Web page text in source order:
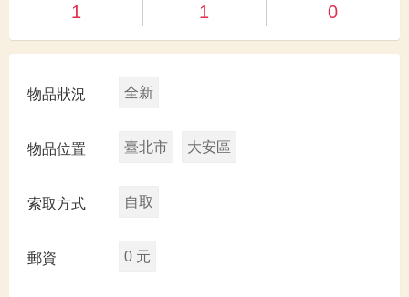
1 1 0
物品狀況 全新
物品位置 臺北市 大安區
索取方式 自取
郵資 0 元